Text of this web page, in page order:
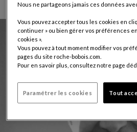
Nous ne partageons jamais ces données
Vous pouvez accepter tous les cookies en
continuer » ou bien gérer vos préférences
cookies ».
Vous pouvez à tout moment modifier vos
pages du site roche-bobois.com.
Pour en savoir plus, consultez notre page
Paramétrer les cookies Tout